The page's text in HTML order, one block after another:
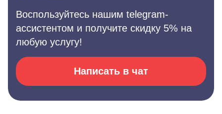
Воспользуйтесь нашим telegram-
ассистентом и получите скидку 5% на
любую услугу!
Написать в чат